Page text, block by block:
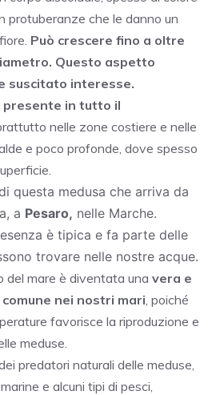
protuberanze che le danno un
Può crescere fino a oltre
Questo aspetto
suscitato interesse.
presente in tutto il
nelle zone costiere e nelle
e poco profonde, dove spesso
questa medusa che arriva da
a Pesaro, nelle Marche.
è tipica e fa parte delle
trovare nelle nostre acque.
del mare è diventata una vera e
nei nostri mari , poiché
favorisce la riproduzione e
meduse.
predatori naturali delle meduse,
e alcuni tipi di pesci,